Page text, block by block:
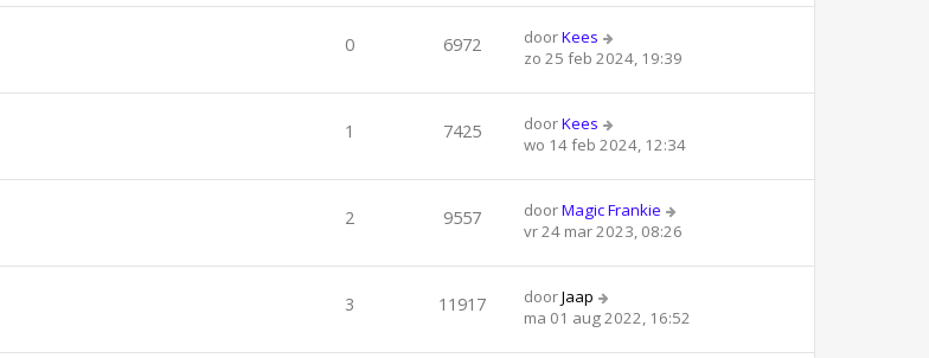
0 6972 doorKees
zo 25 feb 2024, 19:39
1 7425 doorKees
wo 14 feb 2024, 12:34
2 9557 doorMagic Frankie
vr 24 mar 2023, 08:26
3 11917 doorJaap
ma 01 aug 2022, 16:52